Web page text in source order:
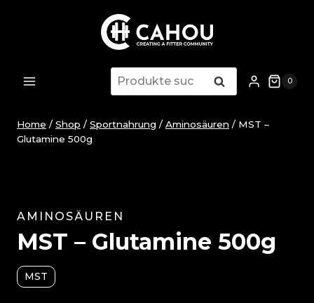
Suche
nach:
Suche 0
Home / Shop / Sportnahrung / Aminosäuren / MST –
Glutamine 500g
AMINOSÄUREN
MST – Glutamine 500g
MST